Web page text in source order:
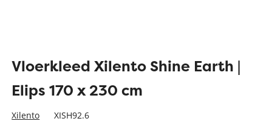
Vloerkleed Xilento Shine Earth |
Elips 170 x 230 cm
Xilento XISH92.6